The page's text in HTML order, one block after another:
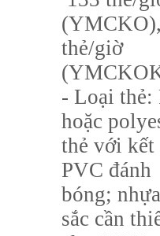
thẻ/giờ
- Loại thẻ:
hoặc
thẻ với kết
PVC đánh
bóng;
sắc cần